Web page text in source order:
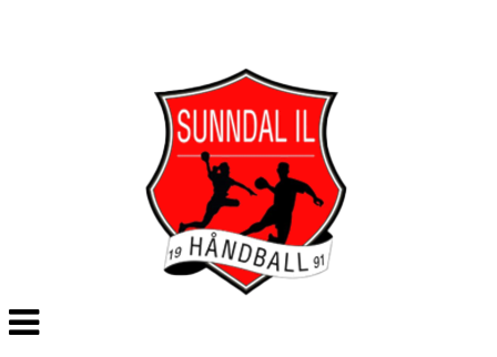
Veksle
navigasjon